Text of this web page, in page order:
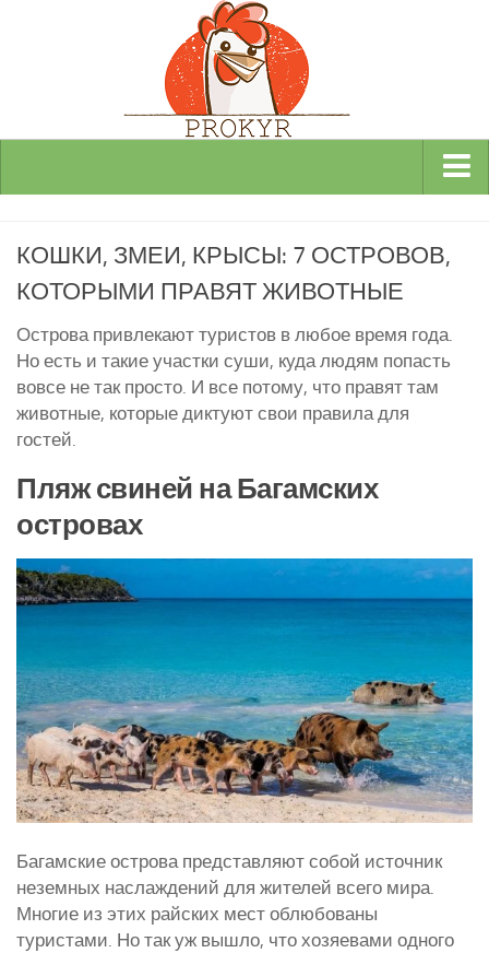
Декоративные
Мясные
Яичные
Инкубаторы
Разведение и содержание кур
Полезное о курах
Другие птицы
Индюки
Перепела
Утки
КОШКИ, ЗМЕИ, КРЫСЫ: 7 ОСТРОВОВ,
КОТОРЫМИ ПРАВЯТ ЖИВОТНЫЕ
Острова привлекают туристов в любое время года.
Но есть и такие участки суши, куда людям попасть
вовсе не так просто. И все потому, что правят там
животные, которые диктуют свои правила для
гостей.
Пляж свиней на Багамских
островах
Багамские острова представляют собой источник
неземных наслаждений для жителей всего мира.
Многие из этих райских мест облюбованы
туристами. Но так уж вышло, что хозяевами одного